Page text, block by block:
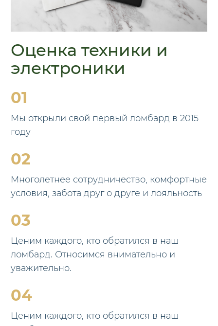
Оценка техники и
электроники
01
Мы открыли свой первый ломбард в 2015
году
02
Многолетнее сотрудничество, комфортные
условия, забота друг о друге и лояльность
03
Ценим каждого, кто обратился в наш
ломбард. Относимся внимательно и
уважительно.
04
Ценим каждого, кто обратился в наш